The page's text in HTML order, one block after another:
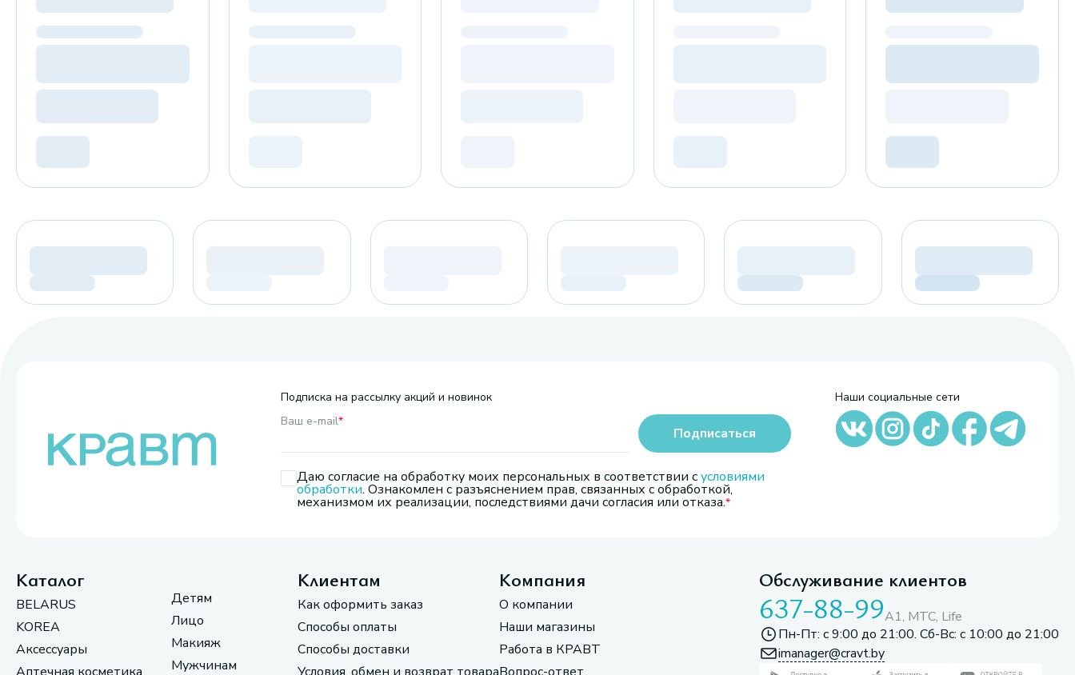
Подписка на рассылку акций и новинок
Ваш e-mail*
Даю согласие на обработку моих персональных в соответствии сусловиями
обработки. Ознакомлен с разъяснением прав, связанных с обработкой,
механизмом их реализации, последствиями дачи согласия или отказа.
Подписаться
Наши социальные сети
Каталог
BELARUS
KOREA
Аксессуары
Детям
Лицо
Макияж
Мужчинам
Клиентам
Как оформить заказ
Способы оплаты
Способы доставки
Компания
О компании
Наши магазины
Работа в КРАВТ
Обслуживание клиентов
637-88-99A1, МТС, Life
Пн-Пт: с 9:00 до 21:00. Сб-Вс: с 10:00 до 21:00
imanager@cravt.by